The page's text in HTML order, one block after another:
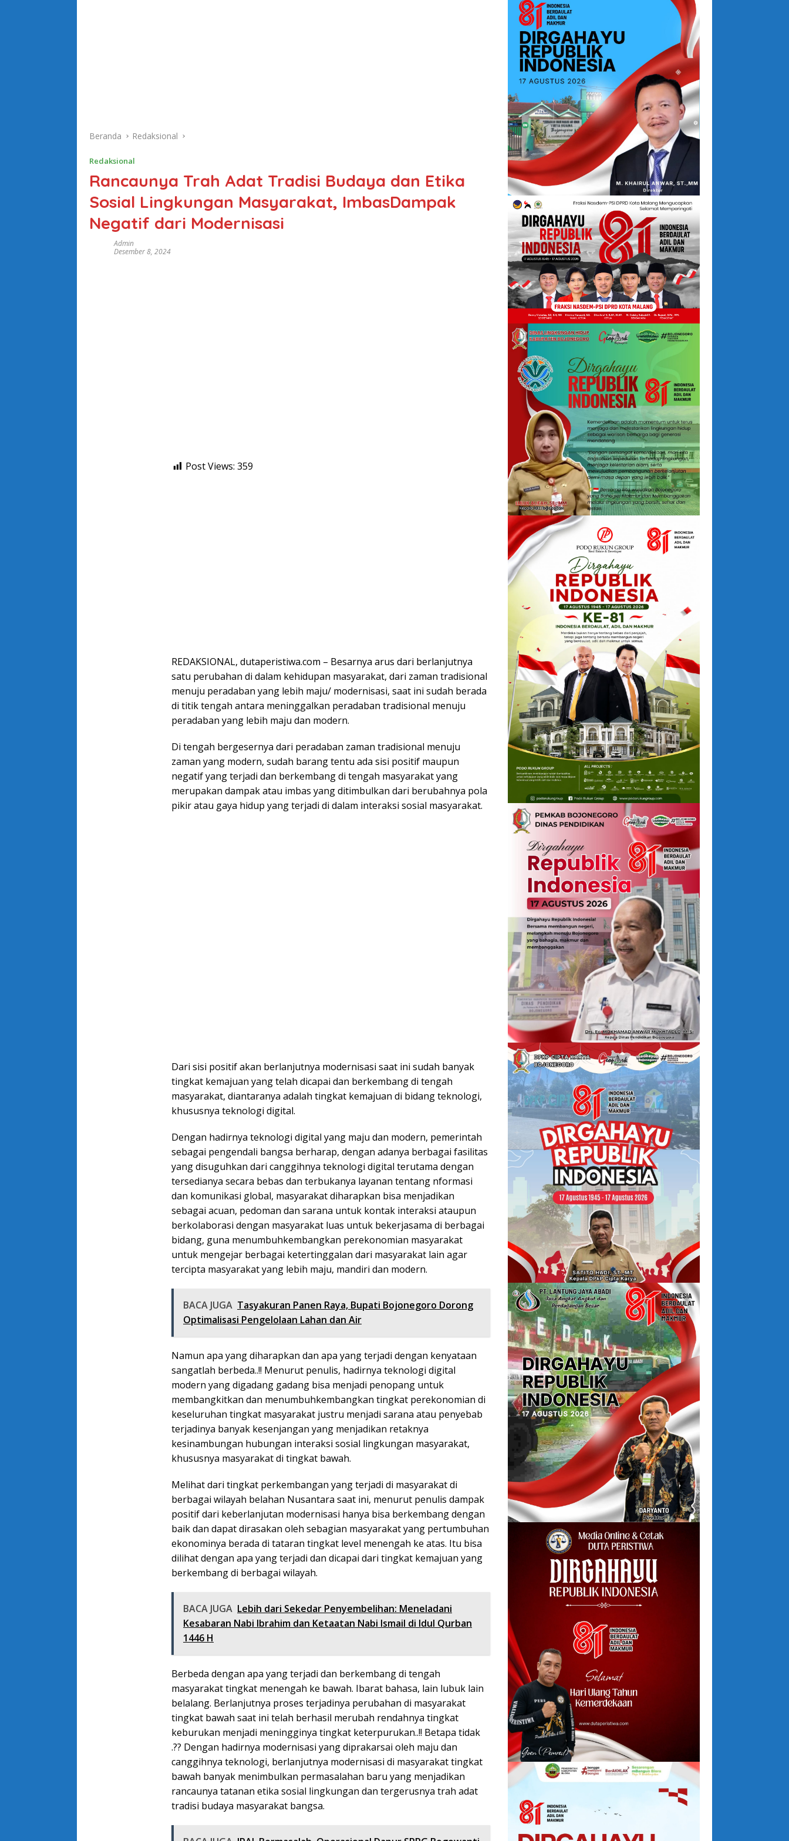
Beranda Redaksional
Redaksional
Rancaunya Trah Adat Tradisi Budaya dan Etika
Sosial Lingkungan Masyarakat, ImbasDampak
Negatif dari Modernisasi
Admin
Desember 8, 2024
Post Views: 359
REDAKSIONAL, dutaperistiwa.com – Besarnya arus dari berlanjutnya
satu perubahan di dalam kehidupan masyarakat, dari zaman tradisional
menuju peradaban yang lebih maju/ modernisasi, saat ini sudah berada
di titik tengah antara meninggalkan peradaban tradisional menuju
peradaban yang lebih maju dan modern.
Di tengah bergesernya dari peradaban zaman tradisional menuju
zaman yang modern, sudah barang tentu ada sisi positif maupun
negatif yang terjadi dan berkembang di tengah masyarakat yang
merupakan dampak atau imbas yang ditimbulkan dari berubahnya pola
pikir atau gaya hidup yang terjadi di dalam interaksi sosial masyarakat.
Dari sisi positif akan berlanjutnya modernisasi saat ini sudah banyak
tingkat kemajuan yang telah dicapai dan berkembang di tengah
masyarakat, diantaranya adalah tingkat kemajuan di bidang teknologi,
khususnya teknologi digital.
Dengan hadirnya teknologi digital yang maju dan modern, pemerintah
sebagai pengendali bangsa berharap, dengan adanya berbagai fasilitas
yang disuguhkan dari canggihnya teknologi digital terutama dengan
tersedianya secara bebas dan terbukanya layanan tentang nformasi
dan komunikasi global, masyarakat diharapkan bisa menjadikan
sebagai acuan, pedoman dan sarana untuk kontak interaksi ataupun
berkolaborasi dengan masyarakat luas untuk bekerjasama di berbagai
bidang, guna menumbuhkembangkan perekonomian masyarakat
untuk mengejar berbagai ketertinggalan dari masyarakat lain agar
tercipta masyarakat yang lebih maju, mandiri dan modern.
BACA JUGA Tasyakuran Panen Raya, Bupati Bojonegoro Dorong
Optimalisasi Pengelolaan Lahan dan Air
Namun apa yang diharapkan dan apa yang terjadi dengan kenyataan
sangatlah berbeda..!! Menurut penulis, hadirnya teknologi digital
modern yang digadang gadang bisa menjadi penopang untuk
membangkitkan dan menumbuhkembangkan tingkat perekonomian di
keseluruhan tingkat masyarakat justru menjadi sarana atau penyebab
terjadinya banyak kesenjangan yang menjadikan retaknya
kesinambungan hubungan interaksi sosial lingkungan masyarakat,
khususnya masyarakat di tingkat bawah.
Melihat dari tingkat perkembangan yang terjadi di masyarakat di
berbagai wilayah belahan Nusantara saat ini, menurut penulis dampak
positif dari keberlanjutan modernisasi hanya bisa berkembang dengan
baik dan dapat dirasakan oleh sebagian masyarakat yang pertumbuhan
ekonominya berada di tataran tingkat level menengah ke atas. Itu bisa
dilihat dengan apa yang terjadi dan dicapai dari tingkat kemajuan yang
berkembang di berbagai wilayah.
BACA JUGA Lebih dari Sekedar Penyembelihan: Meneladani
Kesabaran Nabi Ibrahim dan Ketaatan Nabi Ismail di Idul Qurban
1446 H
Berbeda dengan apa yang terjadi dan berkembang di tengah
masyarakat tingkat menengah ke bawah. Ibarat bahasa, lain lubuk lain
belalang. Berlanjutnya proses terjadinya perubahan di masyarakat
tingkat bawah saat ini telah berhasil merubah rendahnya tingkat
keburukan menjadi meningginya tingkat keterpurukan..!! Betapa tidak
.?? Dengan hadirnya modernisasi yang diprakarsai oleh maju dan
canggihnya teknologi, berlanjutnya modernisasi di masyarakat tingkat
bawah banyak menimbulkan permasalahan baru yang menjadikan
rancaunya tatanan etika sosial lingkungan dan tergerusnya trah adat
tradisi budaya masyarakat bangsa.